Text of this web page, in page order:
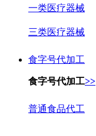
一类医疗器械
三类医疗器械
食字号代加工
食字号代加工>>
普通食品代工